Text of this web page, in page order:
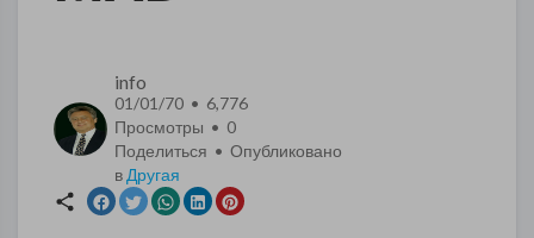
info
01/01/70 • 6,776
Просмотры • 0
Поделиться • Опубликовано
в Другая